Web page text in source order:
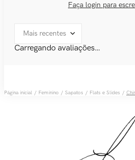
Faça login para
Mais recentes
Carregando avaliações…
Feminino Sapatos Flats e Slides